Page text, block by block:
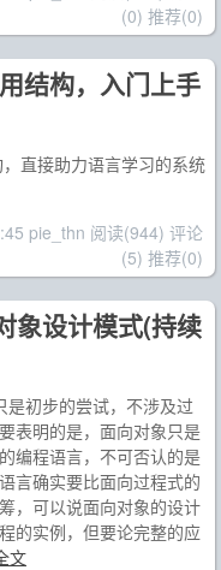
(0) 推荐(0)
结构，入门上手
直接助力语言学习的系统
pie_thn 阅读(944) 评论
(5) 推荐(0)
象设计模式(持续
初步的尝试，不涉及过
表明的是，面向对象只是
编程语言，不可否认的是
言确实要比面向过程式的
，可以说面向对象的设计
的实例，但要论完整的应
文